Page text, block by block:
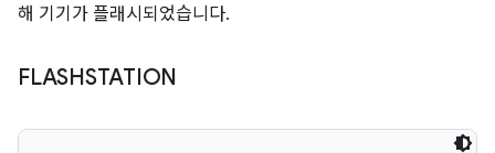
해 기기가 플래시되었습니다.
FLASHSTATION